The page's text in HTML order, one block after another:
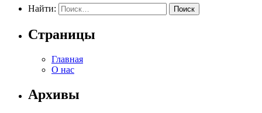
Найти:
Страницы
Главная
О нас
Архивы